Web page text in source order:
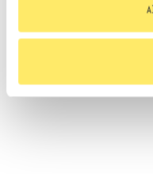
Ihrer Nutzung der